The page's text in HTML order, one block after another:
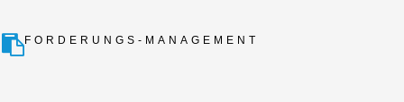
FORDERUNGS-MANAGEMENT